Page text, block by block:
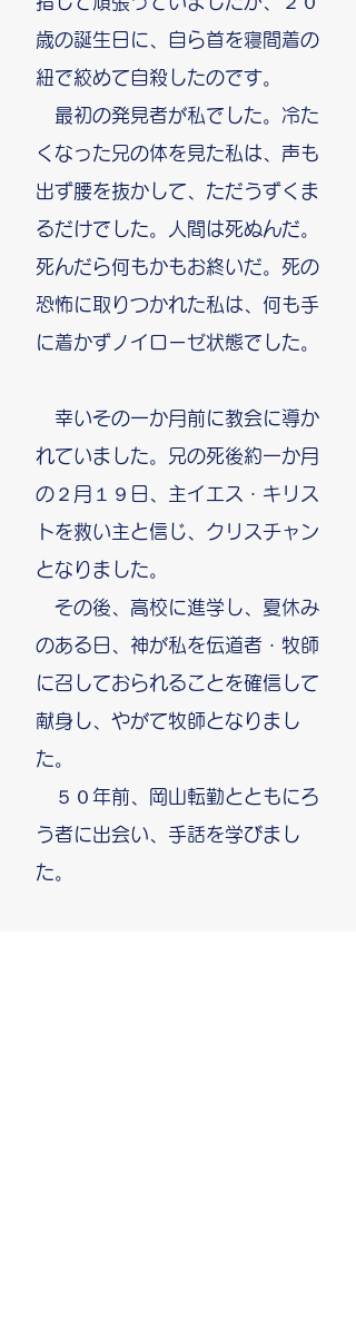
歳の誕生日に、自ら首を寝間着の
紐で絞めて自殺したのです。
最初の発見者が私でした。冷た
くなった兄の体を見た私は、声も
出ず腰を抜かして、ただうずくま
るだけでした。人間は死ぬんだ。
死んだら何もかもお終いだ。死の
恐怖に取りつかれた私は、何も手
に着かずノイローゼ状態でした。
幸いその一か月前に教会に導か
れていました。兄の死後約一か月
の２月１９日、主イエス・キリス
トを救い主と信じ、クリスチャン
となりました。
その後、高校に進学し、夏休み
のある日、神が私を伝道者・牧師
に召しておられることを確信して
献身し、やがて牧師となりまし
た。
５０年前、岡山転勤とともにろ
う者に出会い、手話を学びまし
た。